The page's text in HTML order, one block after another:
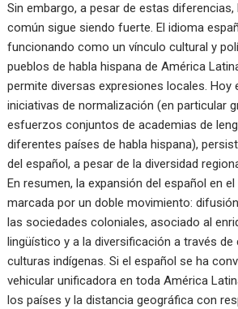
Sin embargo, a pesar de estas
común sigue siendo fuerte. El idioma
funcionando como un vínculo cultural y
pueblos de habla hispana de América
permite diversas expresiones locales. Hoy
iniciativas de normalización (en particular
esfuerzos conjuntos de academias de
diferentes países de habla hispana),
del español, a pesar de la diversidad
En resumen, la expansión del español en
marcada por un doble movimiento:
las sociedades coloniales, asociado al
lingüístico y a la diversificación a través
culturas indígenas. Si el español se ha
vehicular unificadora en toda América
los países y la distancia geográfica con